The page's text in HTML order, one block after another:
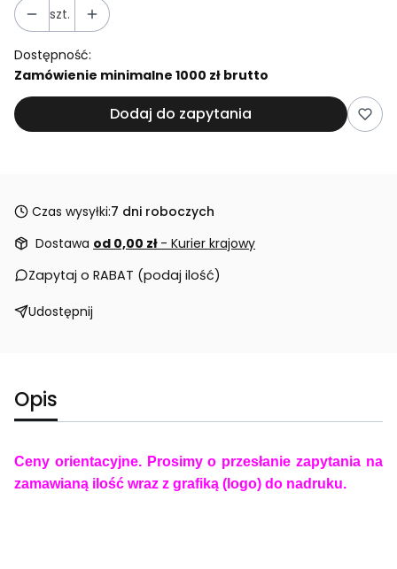
szt.
Dostępność:
Zamówienie minimalne 1000 zł brutto
Dodaj do zapytania
Czas wysyłki:7 dni roboczych
Dostawa od 0,00 zł - Kurier krajowy
Zapytaj o RABAT (podaj ilość)
Udostępnij
Opis
Ceny orientacyjne. Prosimy o przesłanie zapytania na
zamawianą ilość wraz z grafiką (logo) do nadruku.